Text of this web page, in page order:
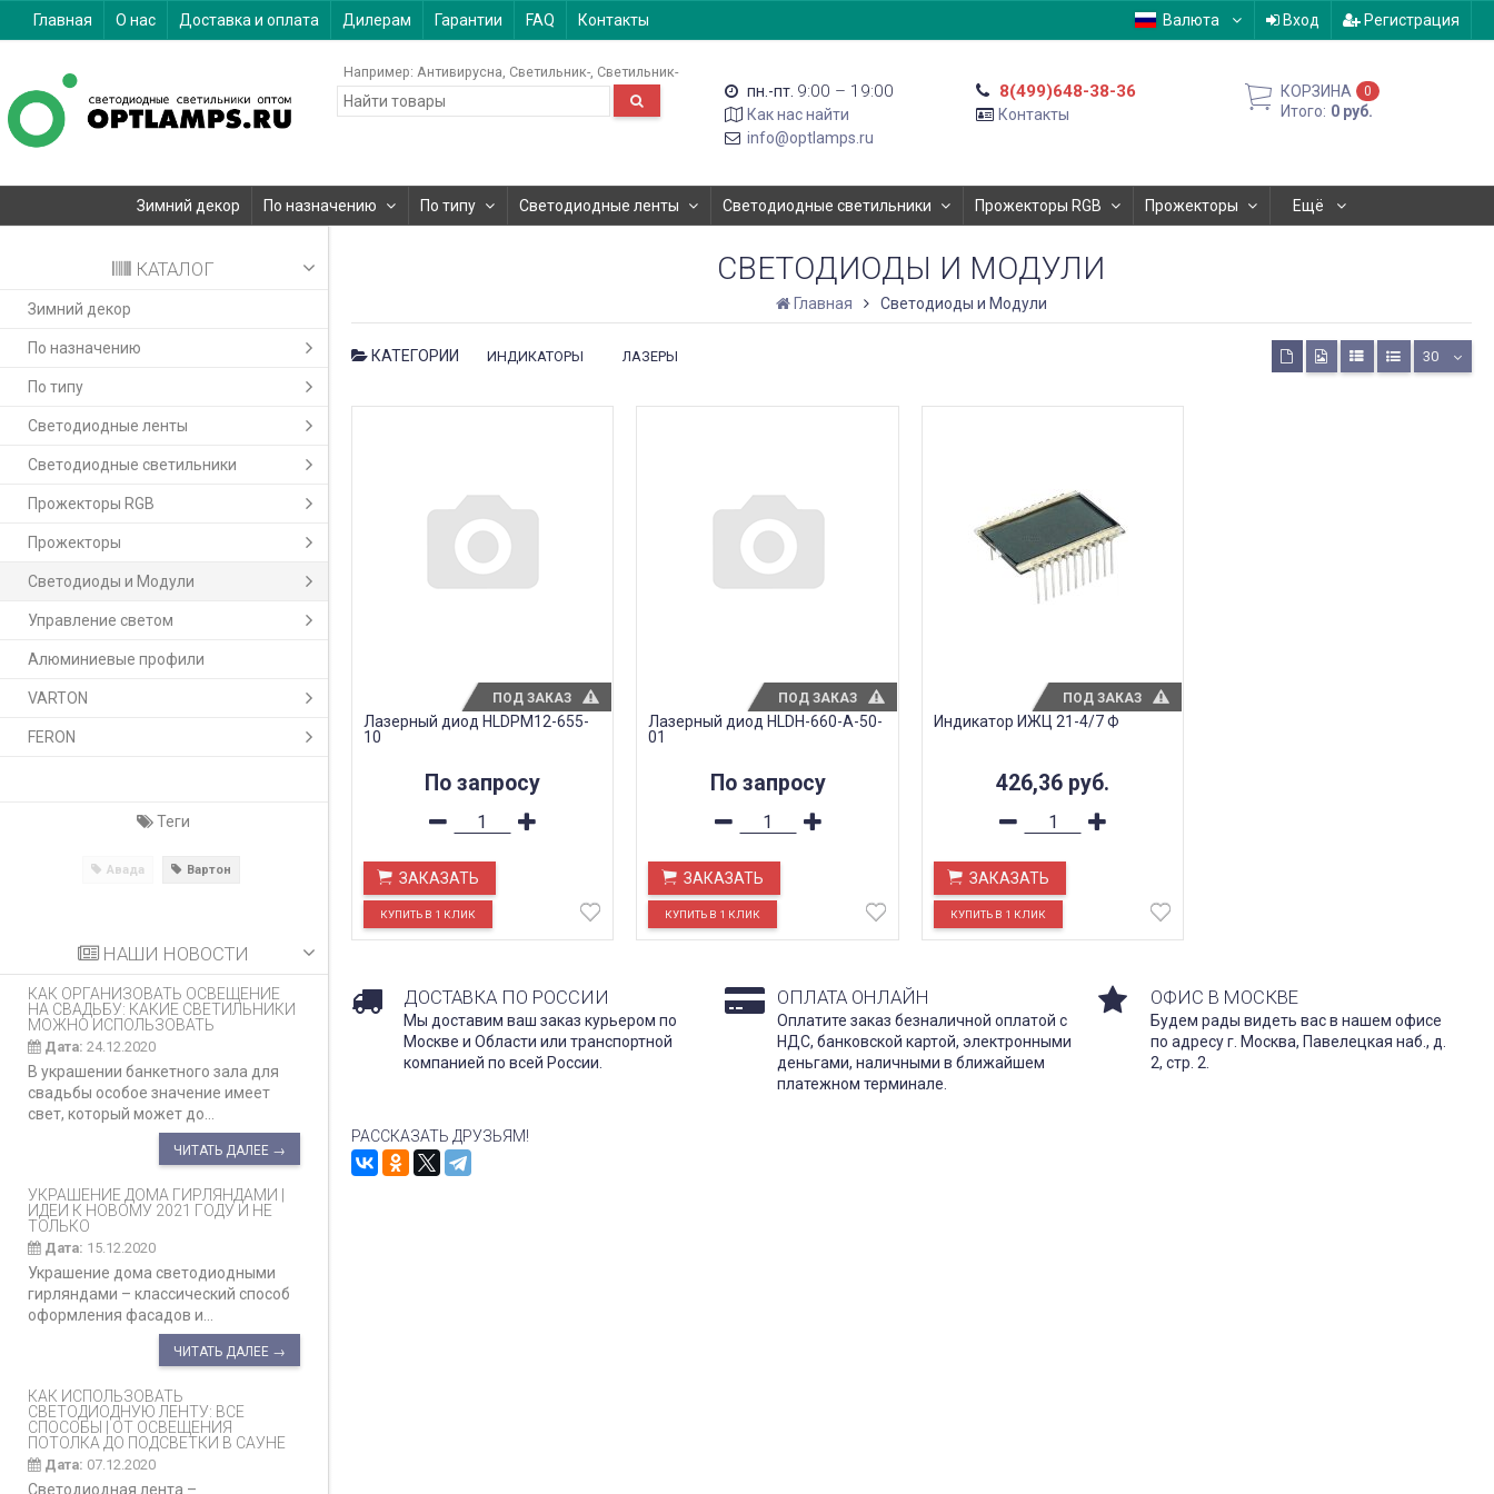
Главная О нас Доставка и оплата Дилерам Гарантии FAQ Контакты Валюта Вход Регистрация
Например: Антивирусна Светильник- Светильник-
пн.-пт. 9:00 – 19:00
Как нас найти
info@optlamps.ru
8(499)648-38-36
Контакты
КОРЗИНА 0
Итого: 0 руб.
Зимний декор По назначению По типу Светодиодные ленты Светодиодные светильники Прожекторы RGB Прожекторы Ещё
КАТАЛОГ
Зимний декор
По назначению
По типу
Светодиодные ленты
Светодиодные светильники
Прожекторы RGB
Прожекторы
Светодиоды и Модули
Управление светом
Алюминиевые профили
VARTON
FERON
Теги
Авада Вартон
НАШИ НОВОСТИ
КАК ОРГАНИЗОВАТЬ ОСВЕЩЕНИЕ
НА СВАДЬБУ: КАКИЕ СВЕТИЛЬНИКИ
МОЖНО ИСПОЛЬЗОВАТЬ
Дата: 24.12.2020
В украшении банкетного зала для
свадьбы особое значение имеет
свет, который может до...
ЧИТАТЬ ДАЛЕЕ →
УКРАШЕНИЕ ДОМА ГИРЛЯНДАМИ |
ИДЕИ К НОВОМУ 2021 ГОДУ И НЕ
ТОЛЬКО
Дата: 15.12.2020
Украшение дома светодиодными
гирляндами – классический способ
оформления фасадов и...
ЧИТАТЬ ДАЛЕЕ →
КАК ИСПОЛЬЗОВАТЬ
СВЕТОДИОДНУЮ ЛЕНТУ: ВСЕ
СПОСОБЫ | ОТ ОСВЕЩЕНИЯ
ПОТОЛКА ДО ПОДСВЕТКИ В САУНЕ
Дата: 07.12.2020
Светодиодная лента –
СВЕТОДИОДЫ И МОДУЛИ
Главная Светодиоды и Модули
КАТЕГОРИИ ИНДИКАТОРЫ ЛАЗЕРЫ 30
Лазерный диод HLDPM12-655-
10
По запросу
ЗАКАЗАТЬ
ПОД ЗАКАЗ
Лазерный диод HLDH-660-A-50-
01
По запросу
ЗАКАЗАТЬ
ПОД ЗАКАЗ
Индикатор ИЖЦ 21-4/7 Ф
426,36 руб.
ЗАКАЗАТЬ
ПОД ЗАКАЗ
ДОСТАВКА ПО РОССИИ
Мы доставим ваш заказ курьером по
Москве и Области или транспортной
компанией по всей России.
ОПЛАТА ОНЛАЙН
Оплатите заказ безналичной оплатой с
НДС, банковской картой, электронными
деньгами, наличными в ближайшем
платежном терминале.
ОФИС В МОСКВЕ
Будем рады видеть вас в нашем офисе
по адресу г. Москва, Павелецкая наб., д.
2, стр. 2.
РАССКАЗАТЬ ДРУЗЬЯМ!